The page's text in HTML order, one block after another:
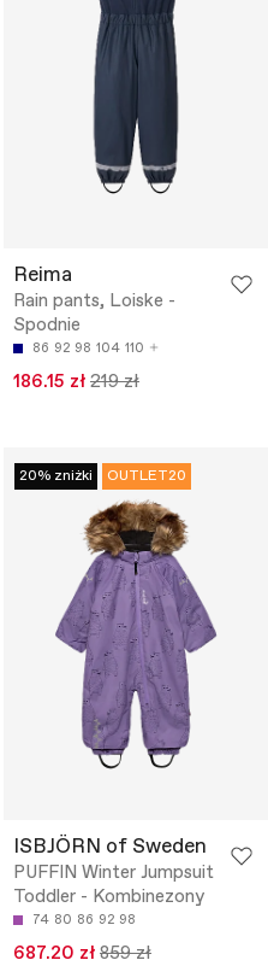
Reima
Rain pants, Loiske -
Spodnie
86 92 98 104 110
186.15 zł 219 zł
20% zniżki OUTLET20
ISBJÖRN of Sweden
PUFFIN Winter Jumpsuit
Toddler - Kombinezony
74 80 86 92 98
687.20 zł 859 zł